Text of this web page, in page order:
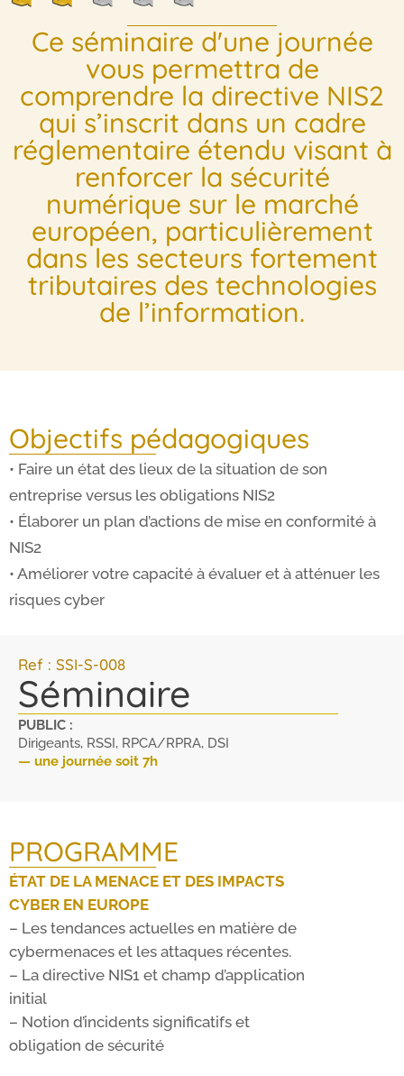
Ce séminaire d'une journée
vous permettra de
comprendre la directive NIS2
qui s’inscrit dans un cadre
réglementaire étendu visant à
renforcer la sécurité
numérique sur le marché
européen, particulièrement
dans les secteurs fortement
tributaires des technologies
de l’information.
Ref : SSI-S-008
Séminaire
PUBLIC :
Dirigeants, RSSI, RPCA/RPRA, DSI
— une journée soit 7h
Objectifs pédagogiques
• Faire un état des lieux de la situation de son
entreprise versus les obligations NIS2
• Élaborer un plan d’actions de mise en conformité à
NIS2
• Améliorer votre capacité à évaluer et à atténuer les
risques cyber
PROGRAMME
ÉTAT DE LA MENACE ET DES IMPACTS
CYBER EN EUROPE
– Les tendances actuelles en matière de
cybermenaces et les attaques récentes.
– La directive NIS1 et champ d’application
initial
– Notion d’incidents significatifs et
obligation de sécurité